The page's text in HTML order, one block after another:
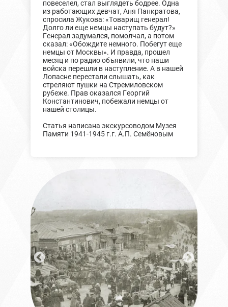
повеселел, стал выглядеть бодрее. Одна
из работающих девчат, Аня Панкратова,
спросила Жукова: «Товарищ генерал!
Долго ли еще немцы наступать будут?»
Генерал задумался, помолчал, а потом
сказал: «Обождите немного. Побегут еще
немцы от Москвы». И правда, прошел
месяц и по радио объявили, что наши
войска перешли в наступление. А в нашей
Лопасне перестали слышать, как
стреляют пушки на Стремиловском
рубеже. Прав оказался Георгий
Константинович, побежали немцы от
нашей столицы.
Статья написана экскурсоводом Музея
Памяти 1941-1945 г.г. А.П. Семёновым